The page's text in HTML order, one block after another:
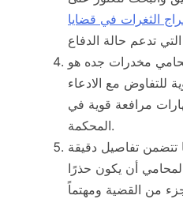
الثغرات في قضايا
مخدرات جده هو
للتفاوض مع الادعاء
مرافعة قوية في
المحكمة.
تتضمن تفاصيل دقيقة
أن يكون حذرًا
من القضية ومهتماً